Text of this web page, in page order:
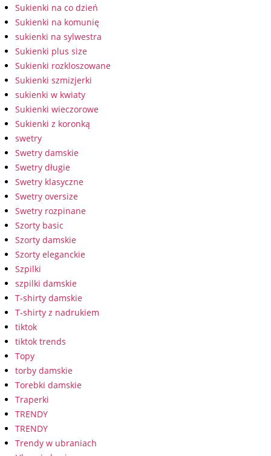
Sukienki na co dzień
Sukienki na komunię
sukienki na sylwestra
Sukienki plus size
Sukienki rozkloszowane
Sukienki szmizjerki
sukienki w kwiaty
Sukienki wieczorowe
Sukienki z koronką
swetry
Swetry damskie
Swetry długie
Swetry klasyczne
Swetry oversize
Swetry rozpinane
Szorty basic
Szorty damskie
Szorty eleganckie
Szpilki
szpilki damskie
T-shirty damskie
T-shirty z nadrukiem
tiktok
tiktok trends
Topy
torby damskie
Torebki damskie
Traperki
TRENDY
TRENDY
Trendy w ubraniach